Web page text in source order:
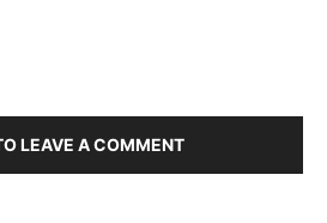
LEAVE A COMMENT